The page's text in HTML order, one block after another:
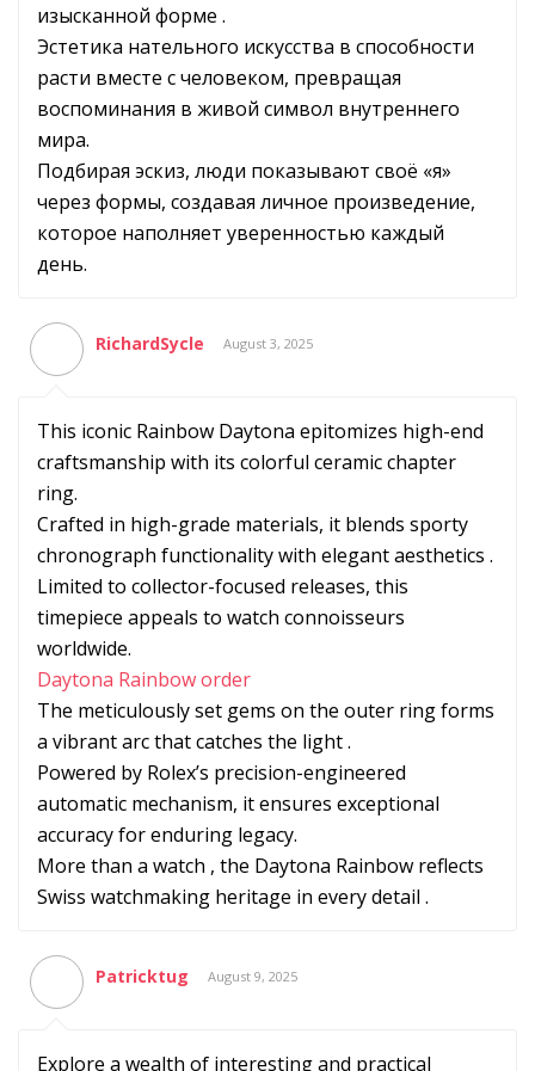
изысканной форме .
Эстетика нательного искусства в способности
расти вместе с человеком, превращая
воспоминания в живой символ внутреннего
мира.
Подбирая эскиз, люди показывают своё «я»
через формы, создавая личное произведение,
которое наполняет уверенностью каждый
день.
RichardSycle August 3, 2025
This iconic Rainbow Daytona epitomizes high-end
craftsmanship with its colorful ceramic chapter
ring.
Crafted in high-grade materials, it blends sporty
chronograph functionality with elegant aesthetics .
Limited to collector-focused releases, this
timepiece appeals to watch connoisseurs
worldwide.
Daytona Rainbow order
The meticulously set gems on the outer ring forms
a vibrant arc that catches the light .
Powered by Rolex’s precision-engineered
automatic mechanism, it ensures exceptional
accuracy for enduring legacy.
More than a watch , the Daytona Rainbow reflects
Swiss watchmaking heritage in every detail .
Patricktug August 9, 2025
Explore a wealth of interesting and practical